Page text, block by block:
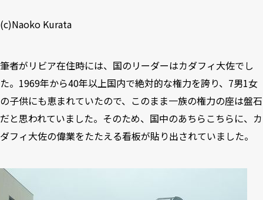
(c)Naoko Kurata
筆者がリビア在住時には、国のリーダーはカダフィ大佐でし
た。1969年から40年以上国内で絶対的な権力を誇り、7男1女
の子供にも恵まれていたので、このまま一族の権力の座は盤石
だと思われていました。そのため、国中のあちらこちらに、カ
ダフィ大佐の偉業をたたえる看板が貼り出されていました。